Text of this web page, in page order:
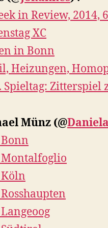
in Review, 2014, 6
XC
in Bonn
Heizungen,
Spieltag: Zitterspiel
Münz (@
Montalfoglio
Köln